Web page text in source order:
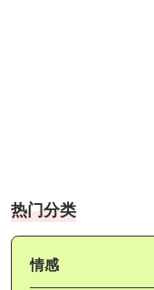
热门分类
情感